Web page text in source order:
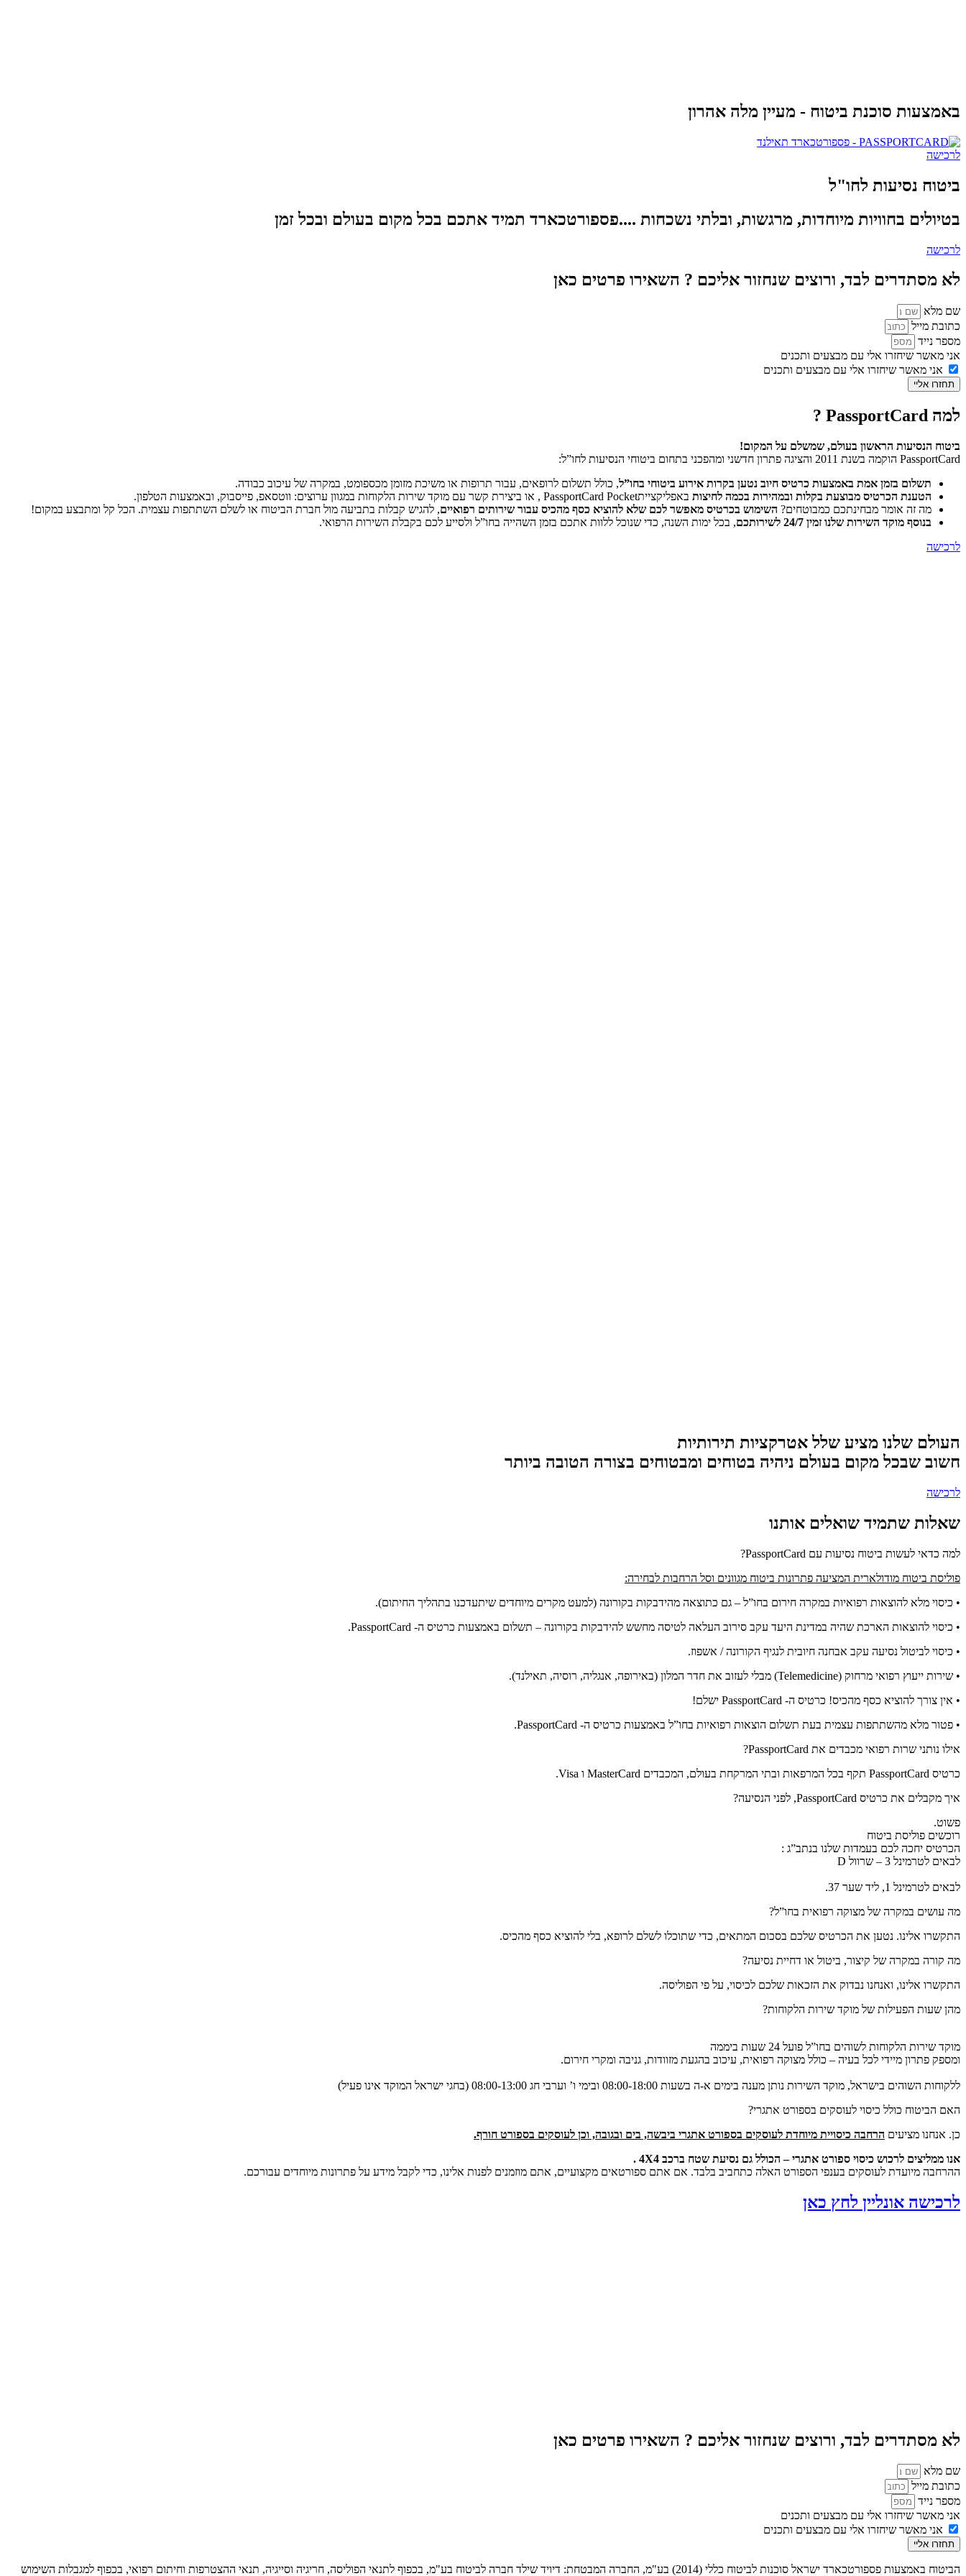
באמצעות סוכנת ביטוח - מעיין מלה אהרון
לרכישה
ביטוח נסיעות לחו"ל
בטיולים בחוויות מיוחדות, מרגשות, ובלתי נשכחות ....פספורטכארד תמיד אתכם בכל מקום בעולם ובכל זמן
לרכישה
לא מסתדרים לבד, ורוצים שנחזור אליכם ? השאירו פרטים כאן
שם מלא
כתובת מייל
מספר נייד
אני מאשר שיחזרו אלי עם מבצעים ותכנים
אני מאשר שיחזרו אלי עם מבצעים ותכנים
תחזרו אליי
למה PassportCard ?
ביטוח הנסיעות הראשון בעולם, שמשלם על המקום!
PassportCard הוקמה בשנת 2011 והציגה פתרון חדשני ומהפכני בתחום ביטוחי הנסיעות לחו”ל:
תשלום בזמן אמת באמצעות כרטיס חיוב נטען בקרות אירוע ביטוחי בחו”ל, כולל תשלום לרופאים, עבור תרופות או משיכת מזומן מכספומט, במקרה של עיכוב כבודה.
הטענת הכרטיס מבוצעת בקלות ובמהירות בכמה לחיצות באפליקצייתPassportCard Pocket , או ביצירת קשר עם מוקד שירות הלקוחות במגוון ערוצים: ווטסאפ, פייסבוק, ובאמצעות הטלפון.
מה זה אומר מבחינתכם כמבוטחים? השימוש בכרטיס מאפשר לכם שלא להוציא כסף מהכיס עבור שירותים רפואיים, להגיש קבלות בתביעה מול חברת הביטוח או לשלם השתתפות עצמית. הכל קל ומתבצע במקום!
בנוסף מוקד השירות שלנו זמין 24/7 לשירותכם
, בכל ימות השנה, כדי שנוכל ללוות אתכם בזמן השהייה בחו”ל ולסייע לכם בקבלת השירות הרפואי.
לרכישה
העולם שלנו מציע שלל אטרקציות תירותיות
חשוב שבכל מקום בעולם ניהיה בטוחים ומבטוחים בצורה הטובה ביותר
לרכישה
שאלות שתמיד שואלים אותנו
למה כדאי לעשות ביטוח נסיעות עם PassportCard?
פוליסת ביטוח מודולארית המציעה פתרונות ביטוח מגוונים וסל הרחבות לבחירה:
• כיסוי מלא להוצאות רפואיות במקרה חירום בחו”ל – גם כתוצאה מהידבקות בקורונה (למעט מקרים מיוחדים שיתעדכנו בתהליך החיתום).
• כיסוי להוצאות הארכת שהיה במדינת היעד עקב סירוב העלאה לטיסה מחשש להידבקות בקורונה – תשלום באמצעות כרטיס ה- PassportCard.
• כיסוי לביטול נסיעה עקב אבחנה חיובית לנגיף הקורונה / אשפוז.
• שירות ייעוץ רפואי מרחוק (Telemedicine) מבלי לעזוב את חדר המלון (באירופה, אנגליה, רוסיה, תאילנד).
• אין צורך להוציא כסף מהכיס! כרטיס ה- PassportCard ישלם!
• פטור מלא מהשתתפות עצמית בעת תשלום הוצאות רפואיות בחו”ל באמצעות כרטיס ה- PassportCard.
אילו נותני שרות רפואי מכבדים את PassportCard?
כרטיס PassportCard תקף בכל המרפאות ובתי המרקחת בעולם, המכבדים MasterCard ו Visa.
איך מקבלים את כרטיס PassportCard, לפני הנסיעה?
פשוט.
רוכשים פוליסת ביטוח
הכרטיס יחכה לכם בעמדות שלנו בנתב”ג :
לבאים לטרמינל 3 – שרוול D
לבאים לטרמינל 1, ליד שער 37.
מה עושים במקרה של מצוקה רפואית בחו”ל?
התקשרו אלינו. נטען את הכרטיס שלכם בסכום המתאים, כדי שתוכלו לשלם לרופא, בלי להוציא כסף מהכיס.
מה קורה במקרה של קיצור, ביטול או דחיית נסיעה?
התקשרו אלינו, ואנחנו נבדוק את הזכאות שלכם לכיסוי, על פי הפוליסה.
מהן שעות הפעילות של מוקד שירות הלקוחות?
מוקד שירות הלקוחות לשוהים בחו”ל פועל 24 שעות ביממה
ומספק פתרון מיידי לכל בעיה – כולל מצוקה רפואית, עיכוב בהגעת מזוודות, גניבה ומקרי חירום.
ללקוחות השוהים בישראל, מוקד השירות נותן מענה בימים א-ה בשעות 08:00-18:00 ובימי ו’ וערבי חג 08:00-13:00 (בחגי ישראל המוקד אינו פעיל)
האם הביטוח כולל כיסוי לעוסקים בספורט אתגרי?
כן. אנחנו מציעים הרחבה כיסויית מיוחדת לעוסקים בספורט אתגרי ביבשה, בים ובגובה, וכן לעוסקים בספורט חורף.
אנו ממליצים לרכוש כיסוי ספורט אתגרי – הכולל גם נסיעת שטח ברכב 4X4 .
ההרחבה מיועדת לעוסקים בענפי הספורט האלה כתחביב בלבד. אם אתם ספורטאים מקצועיים, אתם מוזמנים לפנות אלינו, כדי לקבל מידע על פתרונות מיוחדים עבורכם.
לרכישה אונליין לחץ כאן
לא מסתדרים לבד, ורוצים שנחזור אליכם ? השאירו פרטים כאן
שם מלא
כתובת מייל
מספר נייד
אני מאשר שיחזרו אלי עם מבצעים ותכנים
אני מאשר שיחזרו אלי עם מבצעים ותכנים
תחזרו אליי
הביטוח באמצעות פספורטכארד ישראל סוכנות לביטוח כללי (2014) בע"מ, החברה המבטחת: דיויד שילד חברה לביטוח בע"מ, בכפוף לתנאי הפוליסה, חריגיה וסייגיה, תנאי ההצטרפות וחיתום רפואי, בכפוף למגבלות השימוש